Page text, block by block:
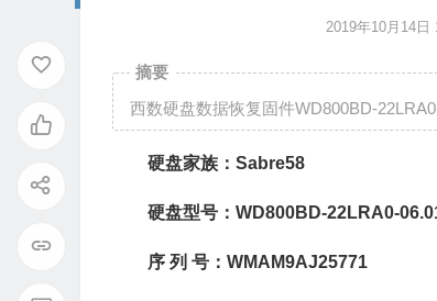
2019年10月14日
摘要
西数硬盘数据恢复固件WD800BD-
硬盘家族： Sabre58
硬盘型号：WD800BD-22LRA0-
序 列 号： WMAM9AJ25771